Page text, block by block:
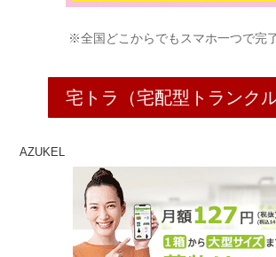
※全国どこからでもスマホ一つで完
宅トラ（宅配型トランクル
AZUKEL